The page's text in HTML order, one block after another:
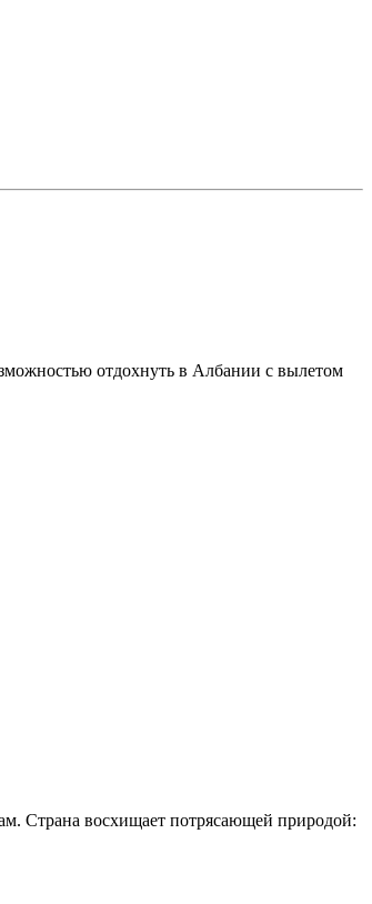
отдохнуть в Албании с вылетом
Страна восхищает потрясающей природой: